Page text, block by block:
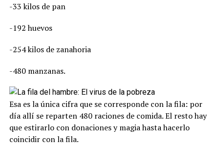
-33 kilos de pan
-192 huevos
-254 kilos de zanahoria
-480 manzanas.
Esa es la única cifra que se corresponde con la fila: por
día allí se reparten 480 raciones de comida. El resto hay
que estirarlo con donaciones y magia hasta hacerlo
coincidir con la fila.